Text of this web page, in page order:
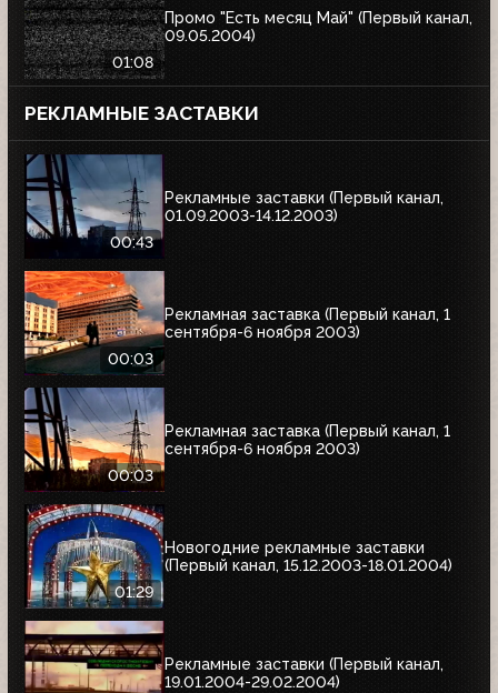
01:08
Промо "Есть месяц Май" (Первый канал,
09.05.2004)
РЕКЛАМНЫЕ ЗАСТАВКИ
00:43
Рекламные заставки (Первый канал,
01.09.2003-14.12.2003)
00:03
Рекламная заставка (Первый канал, 1
сентября-6 ноября 2003)
00:03
Рекламная заставка (Первый канал, 1
сентября-6 ноября 2003)
01:29
Новогодние рекламные заставки
(Первый канал, 15.12.2003-18.01.2004)
Рекламные заставки (Первый канал,
19.01.2004-29.02.2004)